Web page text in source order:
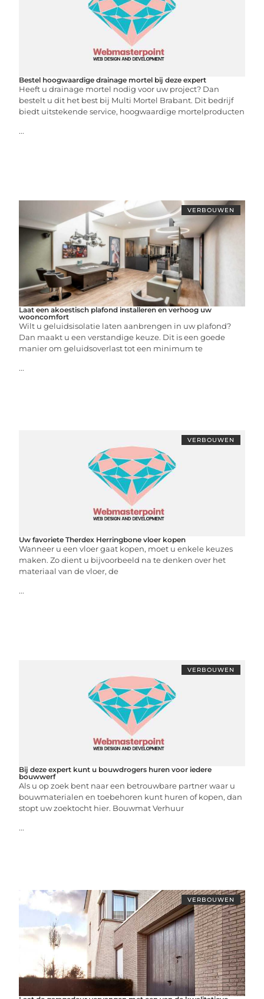
Bestel hoogwaardige drainage mortel bij deze expert
Heeft u drainage mortel nodig voor uw project? Dan
bestelt u dit het best bij Multi Mortel Brabant. Dit bedrijf
biedt uitstekende service, hoogwaardige mortelproducten
...
VERBOUWEN
Laat een akoestisch plafond installeren en verhoog uw
wooncomfort
Wilt u geluidsisolatie laten aanbrengen in uw plafond?
Dan maakt u een verstandige keuze. Dit is een goede
manier om geluidsoverlast tot een minimum te
...
VERBOUWEN
Uw favoriete Therdex Herringbone vloer kopen
Wanneer u een vloer gaat kopen, moet u enkele keuzes
maken. Zo dient u bijvoorbeeld na te denken over het
materiaal van de vloer, de
...
VERBOUWEN
Bij deze expert kunt u bouwdrogers huren voor iedere
bouwwerf
Als u op zoek bent naar een betrouwbare partner waar u
bouwmaterialen en toebehoren kunt huren of kopen, dan
stopt uw zoektocht hier. Bouwmat Verhuur
...
VERBOUWEN